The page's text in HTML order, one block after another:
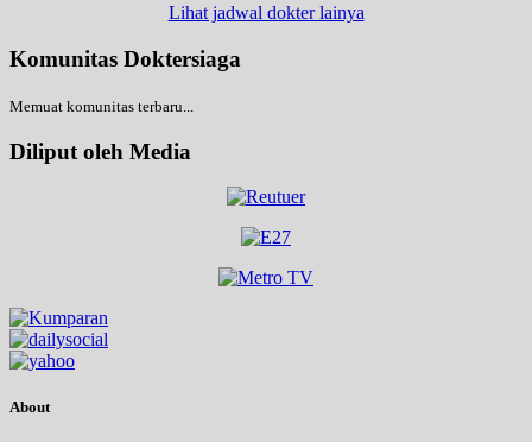
Lihat jadwal dokter lainya
Komunitas Doktersiaga
Memuat komunitas terbaru...
Diliput oleh Media
About